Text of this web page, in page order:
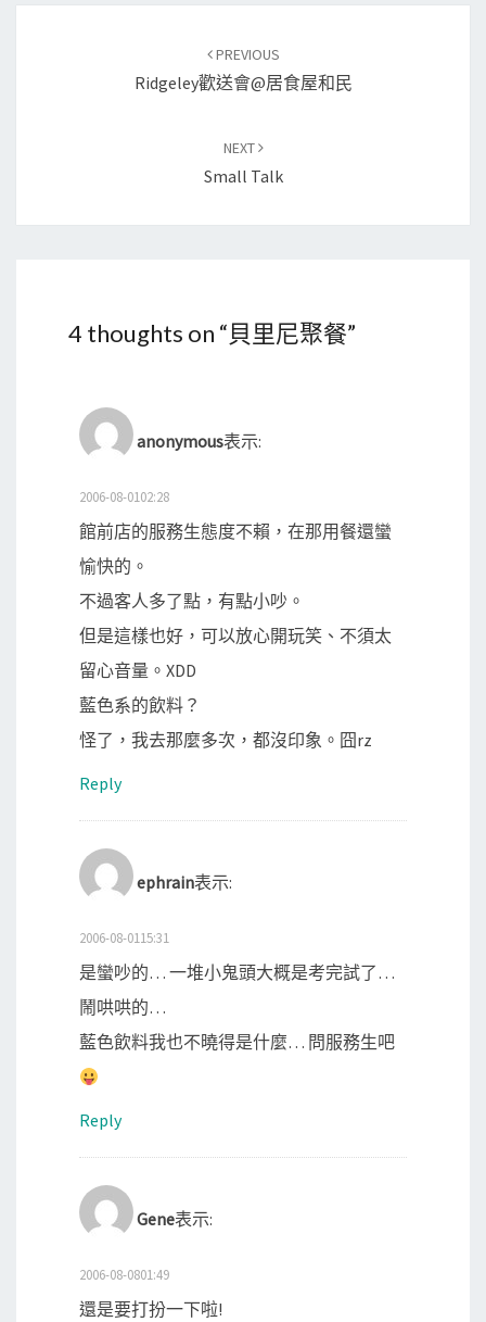
PREVIOUS
Ridgeley歡送會@居食屋和民
NEXT
Small Talk
4 thoughts on “貝里尼聚餐”
anonymous表示:
2006-08-0102:28
館前店的服務生態度不賴，在那用餐還蠻
愉快的。
不過客人多了點，有點小吵。
但是這樣也好，可以放心開玩笑、不須太
留心音量。XDD
藍色系的飲料？
怪了，我去那麼多次，都沒印象。囧rz
Reply
ephrain表示:
2006-08-0115:31
是蠻吵的… 一堆小鬼頭大概是考完試了…
鬧哄哄的…
藍色飲料我也不曉得是什麼… 問服務生吧
Reply
Gene表示:
2006-08-0801:49
還是要打扮一下啦!